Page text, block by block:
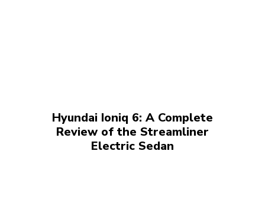
Hyundai Ioniq 6: A Complete
Review of the Streamliner
Electric Sedan